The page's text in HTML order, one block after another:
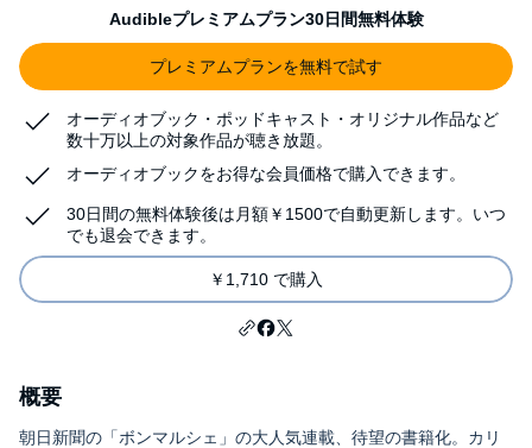
Audibleプレミアムプラン30日間無料体験
プレミアムプランを無料で試す
オーディオブック・ポッドキャスト・オリジナル作品など
数十万以上の対象作品が聴き放題。
オーディオブックをお得な会員価格で購入できます。
30日間の無料体験後は月額￥1500で自動更新します。いつ
でも退会できます。
￥1,710 で購入
概要
朝日新聞の「ボンマルシェ」の大人気連載、待望の書籍化。カリ